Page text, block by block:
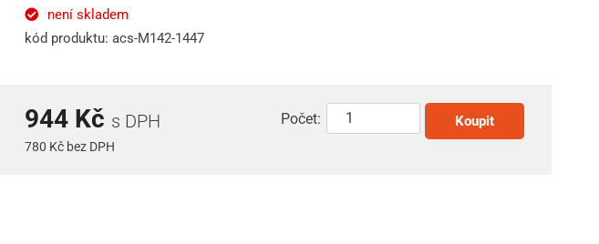
není skladem
kód produktu: acs-M142-1447
944 Kč s DPH
780 Kč bez DPH
Počet: Koupit